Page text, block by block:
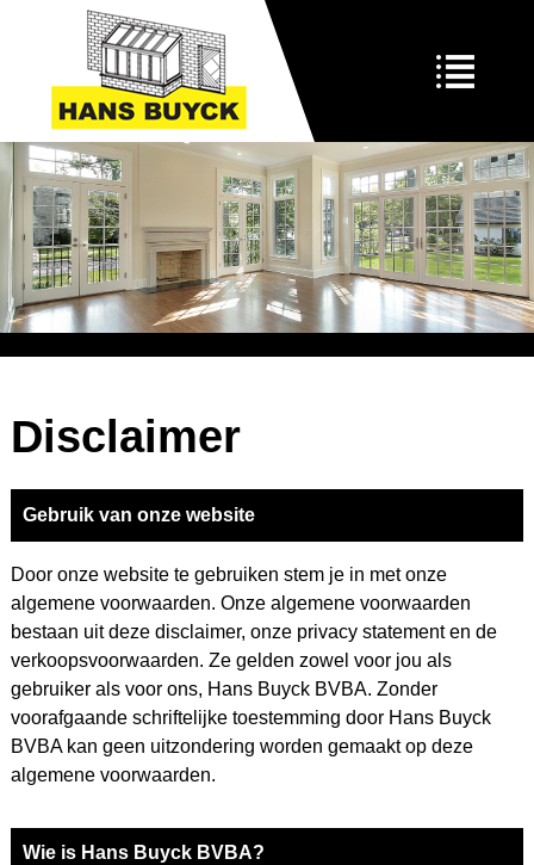
Disclaimer
Gebruik van onze website
Door onze website te gebruiken stem je in met onze
algemene voorwaarden. Onze algemene voorwaarden
bestaan uit deze disclaimer, onze privacy statementen de
verkoopsvoorwaarden. Ze gelden zowel voor jou als
gebruiker als voor ons, Hans Buyck BVBA. Zonder
voorafgaande schriftelijke toestemming door Hans Buyck
BVBA kan geen uitzondering worden gemaakt op deze
algemene voorwaarden.
Wie is Hans Buyck BVBA?